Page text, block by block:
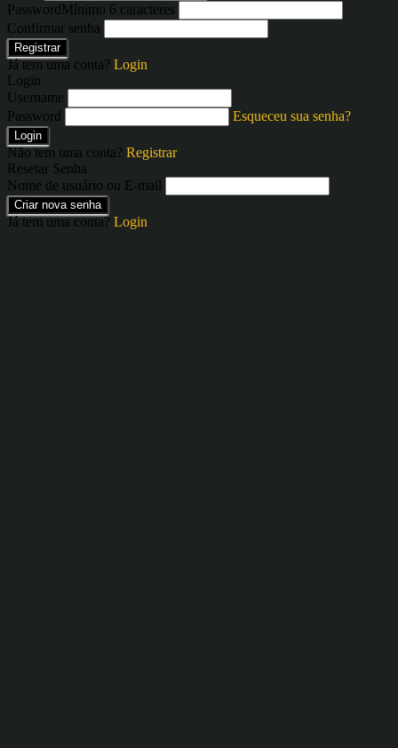
PasswordMínimo 6 caracteres
Confirmar senha
Registrar
Já tem uma conta? Login
Login
Username
Password
Esqueceu sua senha?
Login
Não tem uma conta? Registrar
Resetar Senha
Nome de usuário ou E-mail
Criar nova senha
Já tem uma conta? Login